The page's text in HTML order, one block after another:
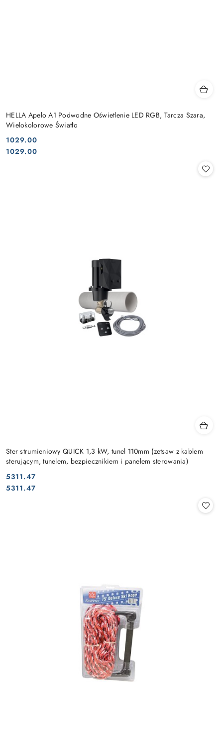
HELLA Apelo A1 Podwodne Oświetlenie LED RGB, Tarcza Szara,
Wielokolorowe Światło
Cena:
1029.00
Cena:
1029.00
Ster strumieniowy QUICK 1,3 kW, tunel 110mm (zetsaw z kablem
sterującym, tunelem, bezpiecznikiem i panelem sterowania)
Cena:
5311.47
Cena:
5311.47